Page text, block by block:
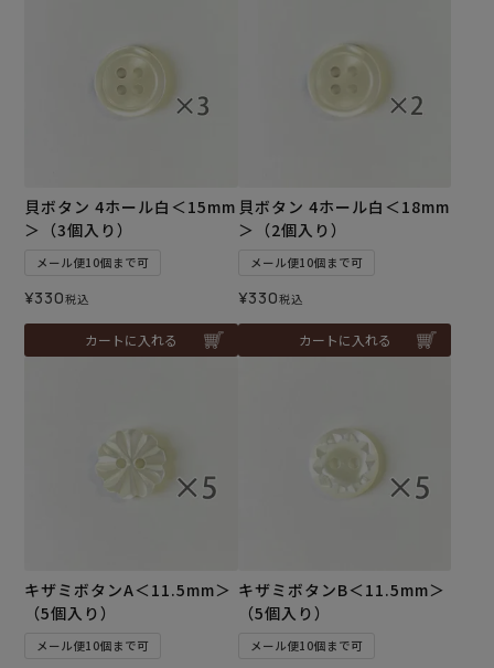
貝ボタン 4ホール白＜15mm
＞（3個入り）
メール便10個まで可
¥330税込
カートに入れる
貝ボタン 4ホール白＜18mm
＞（2個入り）
メール便10個まで可
¥330税込
カートに入れる
キザミボタンA＜11.5mm＞
（5個入り）
メール便10個まで可
キザミボタンB＜11.5mm＞
（5個入り）
メール便10個まで可